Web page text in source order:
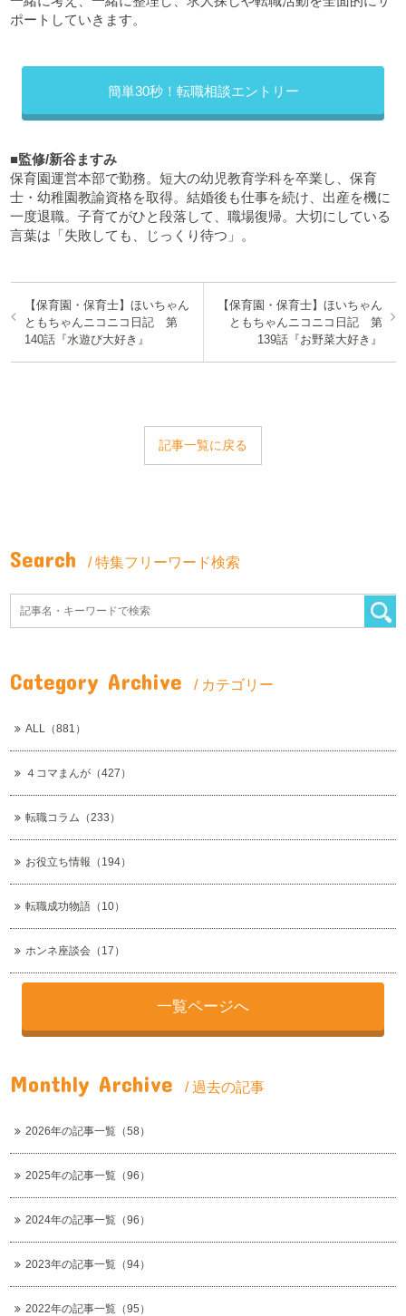
ポートしていきます。
簡単30秒！転職相談エントリー
■監修/新谷ますみ
保育園運営本部で勤務。短大の幼児教育学科を卒業し、保育
士・幼稚園教諭資格を取得。結婚後も仕事を続け、出産を機に
一度退職。子育てがひと段落して、職場復帰。大切にしている
言葉は「失敗しても、じっくり待つ」。
【保育園・保育士】ほいちゃん
ともちゃんニコニコ日記 第
140話『水遊び大好き』
【保育園・保育士】ほいちゃん
ともちゃんニコニコ日記 第
139話『お野菜大好き』
記事一覧に戻る
Search / 特集フリーワード検索
Category Archive / カテゴリー
ALL（881）
４コマまんが（427）
転職コラム（233）
お役立ち情報（194）
転職成功物語（10）
ホンネ座談会（17）
一覧ページへ
Monthly Archive / 過去の記事
2026年の記事一覧（58）
2025年の記事一覧（96）
2024年の記事一覧（96）
2023年の記事一覧（94）
2022年の記事一覧（95）